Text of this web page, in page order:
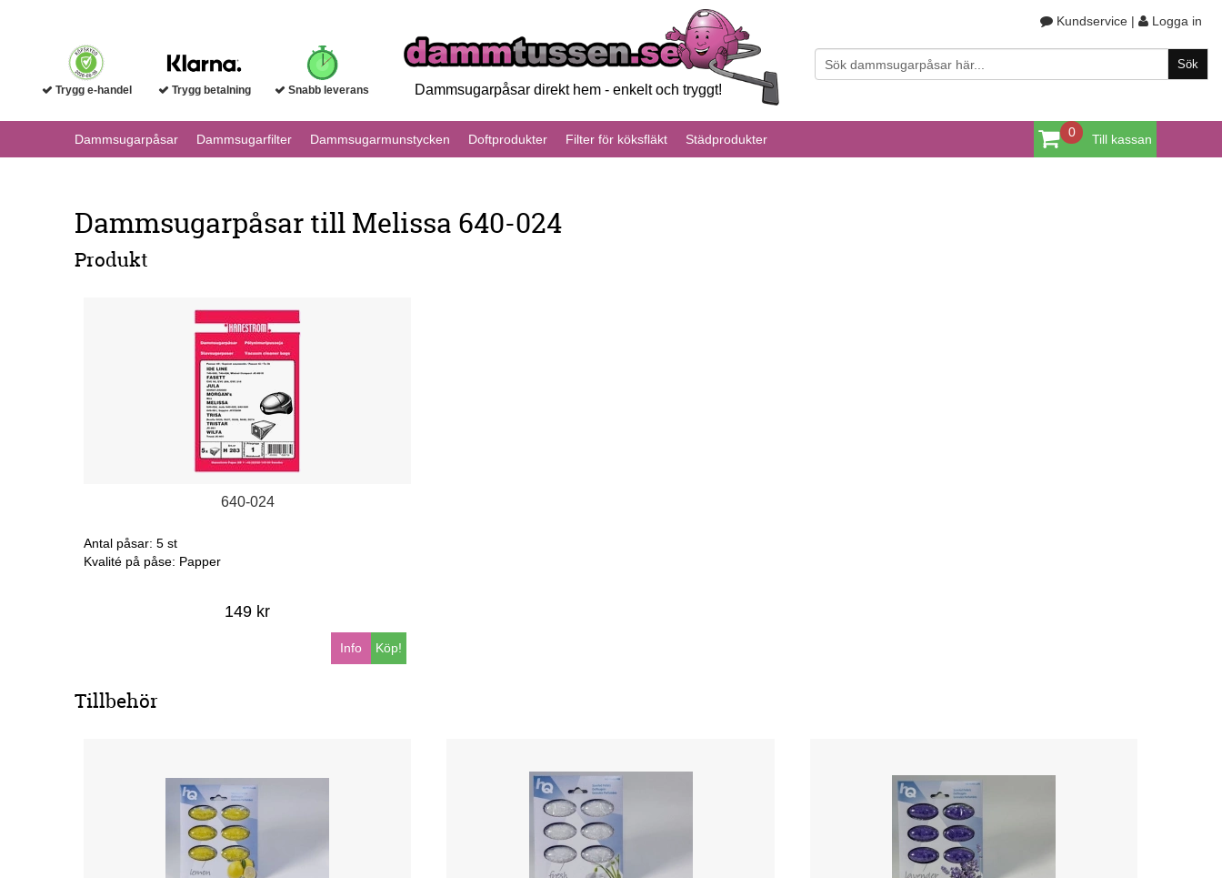
Dammsugarpåsar direkt hem - enkelt och tryggt!
Trygg e-handel Trygg betalning Snabb leverans
Kundservice | Logga in
0 Till kassan
Dammsugarpåsar Dammsugarfilter Dammsugarmunstycken Doftprodukter Filter för köksfläkt Städprodukter
Dammsugarpåsar till Melissa 640-024
Produkt
640-024
Antal påsar: 5 st
Kvalité på påse: Papper
149 kr
Köp!
Info
Tillbehör